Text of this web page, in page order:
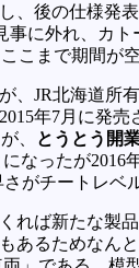
、後の仕様発
に外れ、カ
こまで期間が
、JR北海道
年7月に発
、
とうとう開
なったが
がチートレベ
れば新たな製
あるためなん